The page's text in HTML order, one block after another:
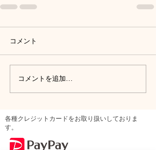
コメント
コメントを追加…
各種クレジットカードをお取り扱いしておりま
す。